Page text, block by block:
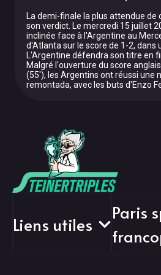
La demi-finale la plus attendue de
son verdict. Le mercredi 15 juillet
inclinée face à l'Argentine au
d'Atlanta sur le score de 1-2, dans
L'Argentine défendra son titre en
Malgré l'ouverture du score
(55'), les Argentins ont réussi une
remontada, avec les buts d'Enzo
Liens utiles
Paris